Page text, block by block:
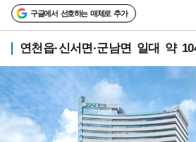
구글에서 선호하는 매체로 추가
연천읍·신서면·군남면 일대 약